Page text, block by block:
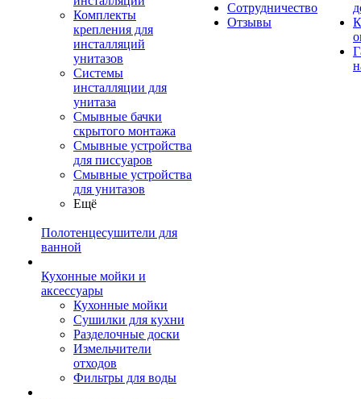
Комплекты
крепления для
инсталляций
унитазов
Системы
инсталляции для
унитаза
Смывные бачки
скрытого монтажа
Смывные устройства
для писсуаров
Смывные устройства
для унитазов
Ещё
Полотенцесушители для
ванной
Кухонные мойки и
аксессуары
Кухонные мойки
Сушилки для кухни
Разделочные доски
Измельчители
отходов
Фильтры для воды
Сотрудничество
Отзывы